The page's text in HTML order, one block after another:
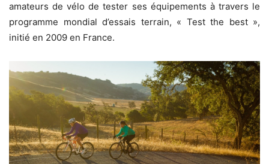
amateurs de vélo de tester ses équipements à travers le
programme mondial d’essais terrain, « Test the best »,
initié en 2009 en France.